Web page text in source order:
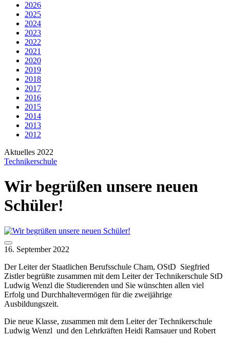
2026
2025
2024
2023
2022
2021
2020
2019
2018
2017
2016
2015
2014
2013
2012
Aktuelles 2022
Technikerschule
Wir begrüßen unsere neuen
Schüler!
16. September 2022
Der Leiter der Staatlichen Berufsschule Cham, OStD Siegfried
Zistler begrüßte zusammen mit dem Leiter der Technikerschule StD
Ludwig Wenzl die Studierenden und Sie wünschten allen viel
Erfolg und Durchhaltevermögen für die zweijährige
Ausbildungszeit.
Die neue Klasse, zusammen mit dem Leiter der Technikerschule
Ludwig Wenzl und den Lehrkräften Heidi Ramsauer und Robert